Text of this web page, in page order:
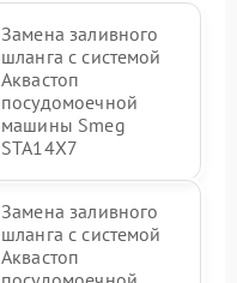
Замена заливного
шланга с системой
Аквастоп
посудомоечной
машины Smeg
STA14X7
Замена заливного
шланга с системой
Аквастоп